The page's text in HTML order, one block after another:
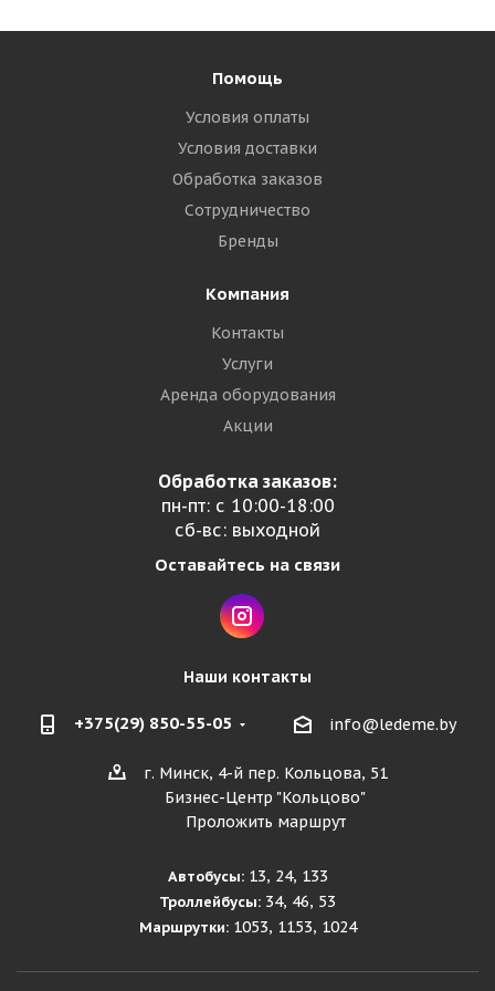
Помощь
Условия оплаты
Условия доставки
Обработка заказов
Сотрудничество
Бренды
Компания
Контакты
Услуги
Аренда оборудования
Акции
Обработка заказов:
пн-пт: с 10:00-18:00
сб-вс: выходной
Оставайтесь на связи
Наши контакты
+375(29) 850-55-05 info@ledeme.by
г. Минск, 4-й пер. Кольцова, 51
Бизнес-Центр "Кольцово"
Проложить маршрут
Автобусы:13, 24, 133
Троллейбусы: 34, 46, 53
Маршрутки:1053, 1153, 1024